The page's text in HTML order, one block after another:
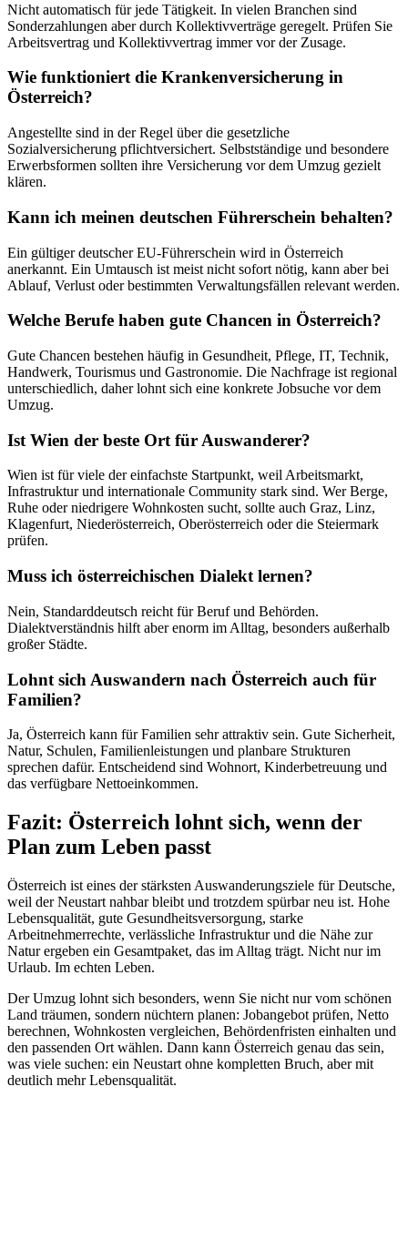
Nicht automatisch für jede Tätigkeit. In vielen Branchen sind
Sonderzahlungen aber durch Kollektivverträge geregelt. Prüfen Sie
Arbeitsvertrag und Kollektivvertrag immer vor der Zusage.
Wie funktioniert die Krankenversicherung in
Österreich?
Angestellte sind in der Regel über die gesetzliche
Sozialversicherung pflichtversichert. Selbstständige und besondere
Erwerbsformen sollten ihre Versicherung vor dem Umzug gezielt
klären.
Kann ich meinen deutschen Führerschein behalten?
Ein gültiger deutscher EU-Führerschein wird in Österreich
anerkannt. Ein Umtausch ist meist nicht sofort nötig, kann aber bei
Ablauf, Verlust oder bestimmten Verwaltungsfällen relevant werden.
Welche Berufe haben gute Chancen in Österreich?
Gute Chancen bestehen häufig in Gesundheit, Pflege, IT, Technik,
Handwerk, Tourismus und Gastronomie. Die Nachfrage ist regional
unterschiedlich, daher lohnt sich eine konkrete Jobsuche vor dem
Umzug.
Ist Wien der beste Ort für Auswanderer?
Wien ist für viele der einfachste Startpunkt, weil Arbeitsmarkt,
Infrastruktur und internationale Community stark sind. Wer Berge,
Ruhe oder niedrigere Wohnkosten sucht, sollte auch Graz, Linz,
Klagenfurt, Niederösterreich, Oberösterreich oder die Steiermark
prüfen.
Muss ich österreichischen Dialekt lernen?
Nein, Standarddeutsch reicht für Beruf und Behörden.
Dialektverständnis hilft aber enorm im Alltag, besonders außerhalb
großer Städte.
Lohnt sich Auswandern nach Österreich auch für
Familien?
Ja, Österreich kann für Familien sehr attraktiv sein. Gute Sicherheit,
Natur, Schulen, Familienleistungen und planbare Strukturen
sprechen dafür. Entscheidend sind Wohnort, Kinderbetreuung und
das verfügbare Nettoeinkommen.
Fazit: Österreich lohnt sich, wenn der
Plan zum Leben passt
Österreich ist eines der stärksten Auswanderungsziele für Deutsche,
weil der Neustart nahbar bleibt und trotzdem spürbar neu ist. Hohe
Lebensqualität, gute Gesundheitsversorgung, starke
Arbeitnehmerrechte, verlässliche Infrastruktur und die Nähe zur
Natur ergeben ein Gesamtpaket, das im Alltag trägt. Nicht nur im
Urlaub. Im echten Leben.
Der Umzug lohnt sich besonders, wenn Sie nicht nur vom schönen
Land träumen, sondern nüchtern planen: Jobangebot prüfen, Netto
berechnen, Wohnkosten vergleichen, Behördenfristen einhalten und
den passenden Ort wählen. Dann kann Österreich genau das sein,
was viele suchen: ein Neustart ohne kompletten Bruch, aber mit
deutlich mehr Lebensqualität.